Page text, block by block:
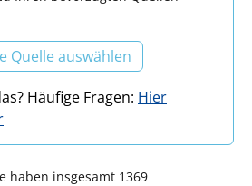
Quelle auswählen
Häufige Fragen: Hier
haben insgesamt 1369